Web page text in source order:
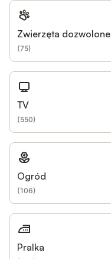
Zwierzęta dozwolone
(75)
TV
(550)
Ogród
(106)
Pralka